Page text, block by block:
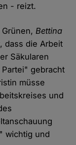
- reizt.
Grünen,Bettina
dass die Arbeit
Säkularen
gebracht
müsse
und
wichtig und